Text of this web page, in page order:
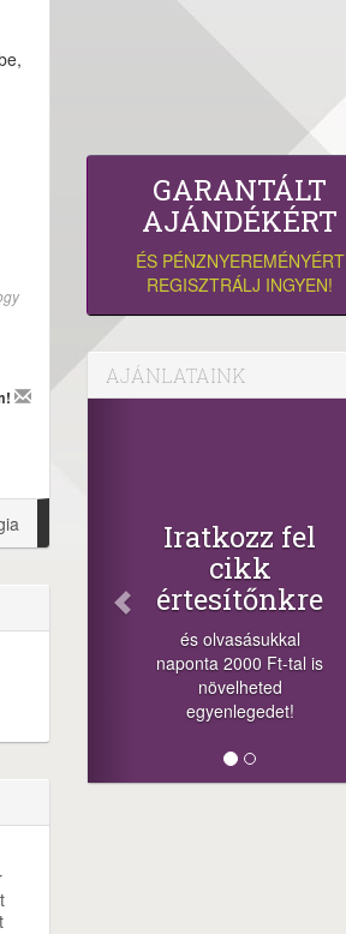
GARANTÁLT
AJÁNDÉKÉRT
ÉS PÉNZNYEREMÉNYÉRT
REGISZTRÁLJ INGYEN!
AJÁNLATAINK
Iratkozz fel
cikk
értesítőnkre
és olvasásukkal
naponta 2000 Ft-tal is
növelheted
egyenlegedet!